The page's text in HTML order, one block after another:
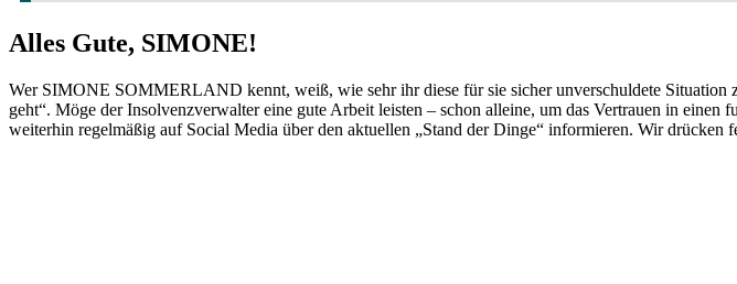
Alles Gute, SIMONE!
Wer SIMONE SOMMERLAND kennt, weiß, wie sehr ihr diese für sie sicher unverschuldete Situation
geht“. Möge der Insolvenzverwalter eine gute Arbeit leisten – schon alleine, um das Vertrauen in
weiterhin regelmäßig auf Social Media über den aktuellen „Stand der Dinge“ informieren. Wir drücken